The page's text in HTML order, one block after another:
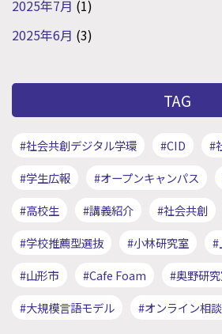
2025年7月 (1)
2025年6月 (3)
TAG
#社会共創デジタル学環 #CID
#
#学生広報
#オープンキャンパス
#高校生
#講義紹介 #社会共創
#学校推薦型選抜
#小林研究室 #
#山形市
#Cafe Foam
#奥野研
#大規模言語モデル
#オンライン相